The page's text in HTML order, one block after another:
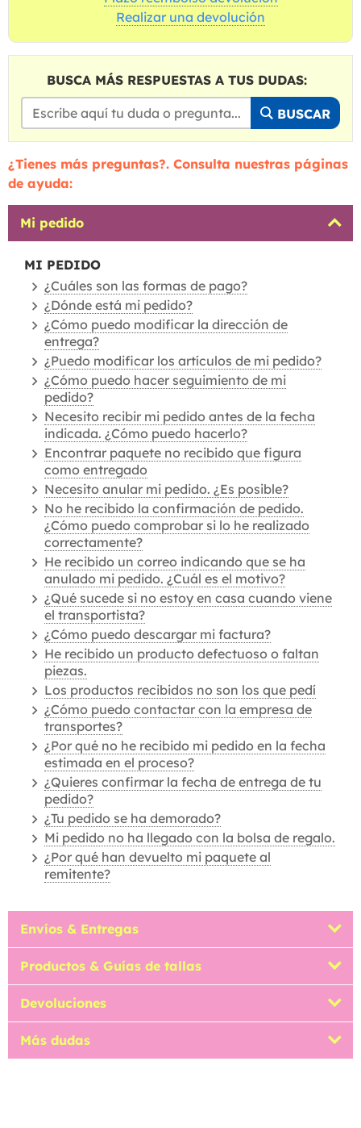
Realizar una devolución
BUSCA MÁS RESPUESTAS A TUS DUDAS:
BUSCAR
¿Tienes más preguntas?. Consulta nuestras páginas
de ayuda:
Mi pedido
MI PEDIDO
¿Cuáles son las formas de pago?
¿Dónde está mi pedido?
¿Cómo puedo modificar la dirección de
entrega?
¿Puedo modificar los artículos de mi pedido?
¿Cómo puedo hacer seguimiento de mi
pedido?
Necesito recibir mi pedido antes de la fecha
indicada. ¿Cómo puedo hacerlo?
Encontrar paquete no recibido que figura
como entregado
Necesito anular mi pedido. ¿Es posible?
No he recibido la confirmación de pedido.
¿Cómo puedo comprobar si lo he realizado
correctamente?
He recibido un correo indicando que se ha
anulado mi pedido. ¿Cuál es el motivo?
¿Qué sucede si no estoy en casa cuando viene
el transportista?
¿Cómo puedo descargar mi factura?
He recibido un producto defectuoso o faltan
piezas.
Los productos recibidos no son los que pedí
¿Cómo puedo contactar con la empresa de
transportes?
¿Por qué no he recibido mi pedido en la fecha
estimada en el proceso?
¿Quieres confirmar la fecha de entrega de tu
pedido?
¿Tu pedido se ha demorado?
Mi pedido no ha llegado con la bolsa de regalo.
¿Por qué han devuelto mi paquete al
remitente?
Envíos & Entregas
Productos & Guías de tallas
Devoluciones
Más dudas